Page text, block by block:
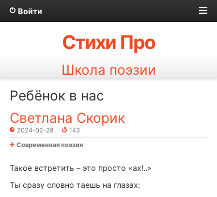
Войти
Стихи Про
Школа поэзии
Ребёнок в нас
Светлана Скорик
2024-02-28
143
Современная поэзия
Такое встретить – это просто «ах!..»
Ты сразу словно таешь на глазах: